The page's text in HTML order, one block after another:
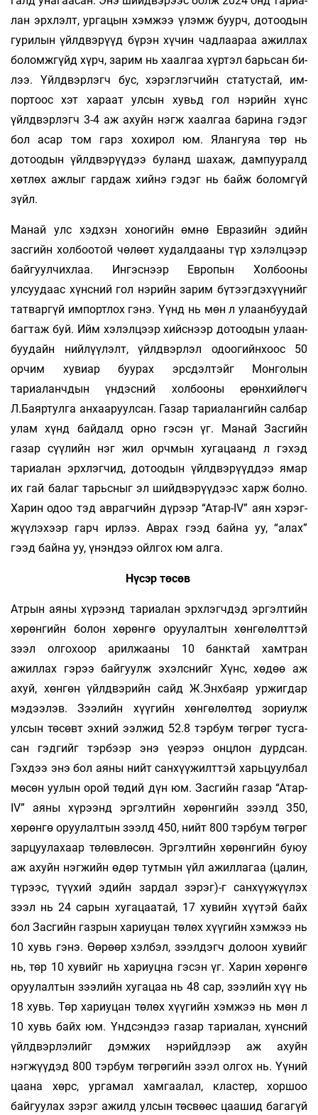
лан эрхлэлт, ургацын хэм­жээ үлэмж буурч, до­­­тоодын
гурилын үйлдвэ­рүүд бүрэн хүчин чад­­­лаараа ажиллах
боломж­гүйд хүрч, зарим нь хаал­­­­гаа хүртэл барьсан би­­
лээ. Үйлдвэрлэгч бус, хэ­­­рэг­­лэгчийн статустай, им­­
портоос хэт хараат улсын хувьд гол нэрийн хүнс
үйлдвэрлэгч 3-4 аж ахуйн нэгж хаалгаа ба­рина гэдэг
бол асар том гарз хохирол юм. Ялан­гуяа төр нь
дотоодын үйлд­­вэрүүдээ буланд шахаж, дампууралд
хөт­­­­лөх ажлыг гардаж хийнэ гэдэг нь байж болом­­­­­гүй
зүйл.
Манай улс хэдхэн хоногийн өмнө Евразийн эдийн
засгийн холбоотой чөлөөт худалдааны түр хэлэлцээр
байгуулчихлаа. Ингэснээр Ев­­­ро­­пын Хол­­бооны
улсуудаас хүнсний гол нэ­­рийн за­­­­рим бүтээгдэхүүнийг
татваргүй импорт­­лох гэнэ. Үүнд нь мөн л улаан­­­­буу­­дай
баг­­­­­­­­таж буй. Ийм хэлэлцээр хийс­­­нээр до­­­тоо­­дын улаан­­
буу­­дайн нийлүүлэлт, үйлдвэрлэл одоо­­гийн­­­хоос 50
орчим хувиар буурах эрсдэлтэйг Мон­го­лын
тариаланчдын үндэсний холбооны ерөн­­хий­­лөгч
Л.Баяртулга анхааруулсан. Газар та­­риа­­лан­­гийн салбар
улам хүнд байдалд орно гэ­сэн үг. Манай Засгийн
газар сүүлийн нэг жил орч­­мын хугацаанд л гэхэд
тариалан эрхлэгчид, до­тоо­дын үйлдвэрүүддээ ямар
их гай балаг тарьс­­­­­­ныг эл шийдвэрүүдээс харж болно.
Ха­­рин одоо тэд аврагчийн дүрээр “Атар-IV” аян хэрэг­­­­
жүү­­­лэ­­­хээр гарч ирлээ. Аврах гээд байна уу, “алах”
гээд байна уу, үнэндээ ойлгох юм алга.
Нүсэр төсөв
Атрын аяны хүрээнд тариалан эрхлэгчдэд эргэл­тийн
хөрөнгийн болон хөрөнгө оруулал­­­тын хөнгөлөлттэй
зээл олгохоор арилжааны 10 банктай хамтран
ажиллах гэрээ байгуулж эхэлс­­нийг Хүнс, хөдөө аж
ахуй, хөнгөн үйлдвэ­­рийн сайд Ж.Энхбаяр уржигдар
мэдээлэв. Зээ­лийн хүүгийн хөнгөлөлтөд зориулж
улсын тө­­­­сөвт эхний ээлжид 52.8 тэрбум төгрөг тусга­
сан гэдгийг тэрбээр энэ үеэрээ онцлон дурд­­сан.
Гэхдээ энэ бол аяны нийт санхүүжилт­тэй харь­­­цуулбал
мөсөн уулын орой төдий дүн юм. Зас­­­гийн газар “Атар-
IV” аяны хүрээнд эргэл­тийн хөрөнгийн зээлд 350,
хөрөнгө оруулал­­­тын зээлд 450, нийт 800 тэрбум төгрөг
зарцуула­­­хаар төлөвлөсөн. Эргэлтийн хөрөнгийн буюу
аж ахуйн нэгжийн өдөр тутмын үйл ажилла­­гаа (цалин,
түрээс, түүхий эдийн зардал зэрэг)-г санхүүжүүлэх
зээл нь 24 сарын хугацаа­­тай, 17 хувийн хүүтэй байх
бол Засгийн газрын хариу­цан төлөх хүүгийн хэмжээ нь
10 хувь гэнэ. Өө­рөөр хэлбэл, зээлдэгч долоон хувийг
нь, төр 10 ху­вийг нь хариуцна гэсэн үг. Харин хөрөнгө
оруу­­­­лалтын зээлийн хугацаа нь 48 сар, зээлийн хүү нь
18 хувь. Төр хариуцан төлөх хүүгийн хэмжээ нь мөн л
10 хувь байх юм. Үндсэндээ газар тариалан, хүнсний
үйлдвэрлэлийг дэм­­жих нэрийдлээр аж ахуйн
нэгжүүдэд 800 тэрбум төг­­рөгийн зээл олгох нь. Үүний
цаана хөрс, урга­мал хамгаалал, кластер, хоршоо
байгуулах зэ­­­рэг ажилд улсын төсвөөс цаашид багагүй